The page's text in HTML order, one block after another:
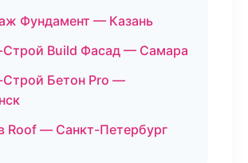
Фундамент — Казань
Строй Build Фасад — Самара
Строй Бетон Pro —
Roof — Санкт-Петербург